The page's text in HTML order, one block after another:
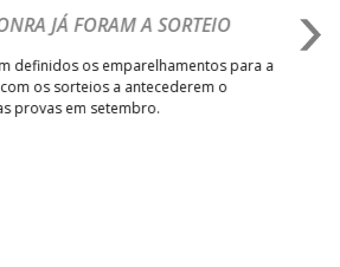
JÁ FORAM A SORTEIO
definidos os emparelhamentos para a
os sorteios a antecederem o
provas em setembro.